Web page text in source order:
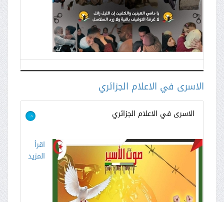
الاسرى في الاعلام الجزائري
الاسرى في الاعلام الجزائري >
اقرأ
المزيد